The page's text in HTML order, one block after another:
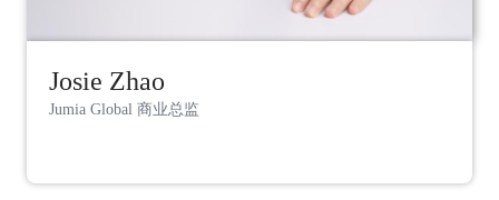
Josie Zhao
Jumia Global 商业总监